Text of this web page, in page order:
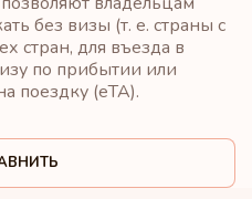
без визы (т. е. страны с
стран, для въезда в
по прибытии или
поездку (eTA).